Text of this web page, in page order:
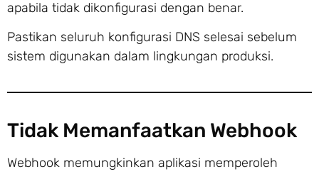
apabila tidak dikonfigurasi dengan benar.
Pastikan seluruh konfigurasi DNS selesai sebelum
sistem digunakan dalam lingkungan produksi.
Tidak Memanfaatkan Webhook
Webhook memungkinkan aplikasi memperoleh